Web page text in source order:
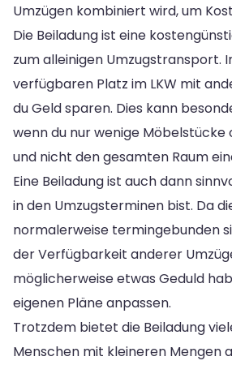
Umzügen kombiniert wird, um
Die Beiladung ist eine
zum alleinigen Umzugstransport.
verfügbaren Platz im LKW mit
du Geld sparen. Dies kann
wenn du nur wenige Möbelstücke
und nicht den gesamten Raum
Eine Beiladung ist auch dann
in den Umzugsterminen bist. Da
normalerweise termingebunden
der Verfügbarkeit anderer
möglicherweise etwas Geduld
eigenen Pläne anpassen.
Trotzdem bietet die Beiladung
Menschen mit kleineren Mengen